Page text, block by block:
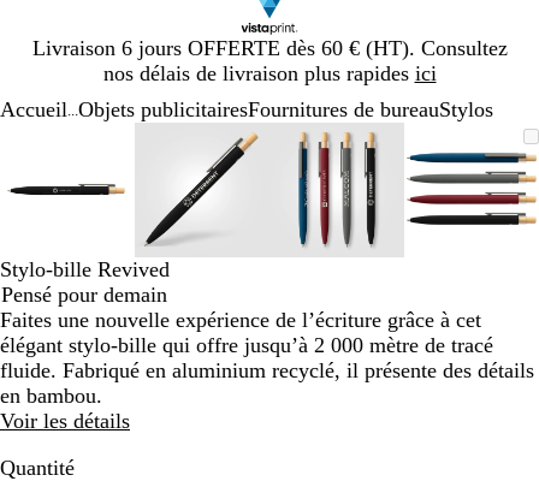
Livraison 6 jours OFFERTE dès 60 € (HT). Consultez
nos délais de livraison plus rapides ici
Diapositive
1
Accueil Objets publicitairesFournitures de bureauStylos
minimum
développer
touches
moins
et
les
touches
fléchées
pour
faire
Image
zoomable
Zoom
au
minimum
Cliquez
pour
développer
Utilisez
les
touches
et
moins
zoomer
et
les
Image
zoomable
Zoom
minimum
Cliquez
pour
développer
Utilisez
touches
plus
et
moins
zoomer
et
les
touches
Image
au
Cliquez
pour
Utilisez
les
touches
plus
zoomer
les
sur
Stylo-bille Revived
Pensé pour demain
Faites une nouvelle expérience de l’écriture grâce à cet
élégant stylo-bille qui offre jusqu’à 2 000 mètre de tracé
fluide. Fabriqué en aluminium recyclé, il présente des détails
en bambou.
Voir les détails
Quantité